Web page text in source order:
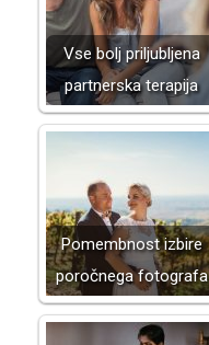
Vse bolj priljubljena
partnerska terapija
Pomembnost izbire
poročnega fotografa